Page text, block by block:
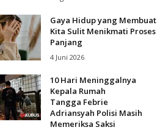
Gaya Hidup yang Membuat
Kita Sulit Menikmati Proses
Panjang
4 Juni 2026
10 Hari Meninggalnya
Kepala Rumah
Tangga Febrie
Adriansyah Polisi Masih
Memeriksa Saksi